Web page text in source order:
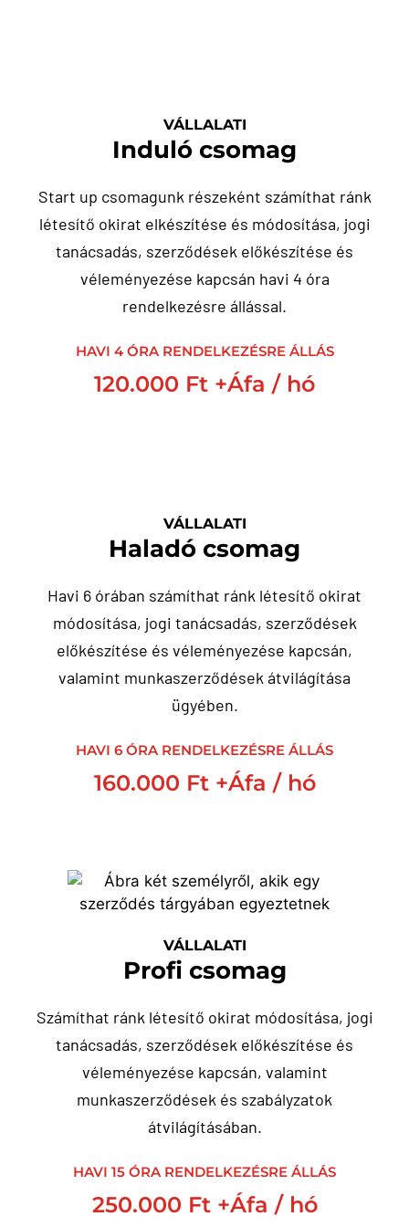
VÁLLALATI
Induló csomag
Start up csomagunk részeként számíthat ránk
létesítő okirat elkészítése és módosítása, jogi
tanácsadás, szerződések előkészítése és
véleményezése kapcsán havi 4 óra
rendelkezésre állással.
HAVI 4 ÓRA RENDELKEZÉSRE ÁLLÁS
120.000 Ft +Áfa / hó
VÁLLALATI
Haladó csomag
Havi 6 órában számíthat ránk létesítő okirat
módosítása, jogi tanácsadás, szerződések
előkészítése és véleményezése kapcsán,
valamint munkaszerződések átvilágítása
ügyében.
HAVI 6 ÓRA RENDELKEZÉSRE ÁLLÁS
160.000 Ft +Áfa / hó
VÁLLALATI
Profi csomag
Számíthat ránk létesítő okirat módosítása, jogi
tanácsadás, szerződések előkészítése és
véleményezése kapcsán, valamint
munkaszerződések és szabályzatok
átvilágításában.
HAVI 15 ÓRA RENDELKEZÉSRE ÁLLÁS
250.000 Ft +Áfa / hó